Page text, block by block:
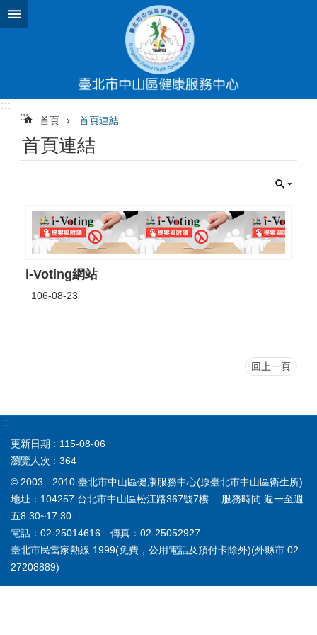
跳到主要內容區塊
:::
:::
首頁 首頁連結
首頁連結
i-Voting網站
106-08-23
回上一頁
:::
更新日期
115-08-06
瀏覽人次
364
© 2003 - 2010 臺北市中山區健康服務中心(原臺北市中山區衛生所)
地址：104257 台北市中山區松江路367號7樓 服務時間:週一至週
五8:30~17:30
電話：02-25014616 傳真：02-25052927
臺北市民當家熱線:1999(免費，公用電話及預付卡除外)(外縣市 02-
27208889)